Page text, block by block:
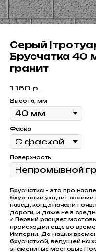
Серый
Брусчатка 40
гранит
1 160 р.
Высота, мм
Фаска
Поверхность
Брусчатка – это про
брусчатки уходит своими
назад, когда начали
дороги, и даже не в
✔ Первый расцвет
происходил еще во
Империи. До наших
брусчаткой, ведущей на
знаменитые мостовые